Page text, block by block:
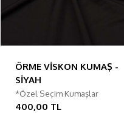
ÖRME VİSKON KUMAŞ -
SİYAH
*Özel Seçim Kumaşlar
400,00 TL